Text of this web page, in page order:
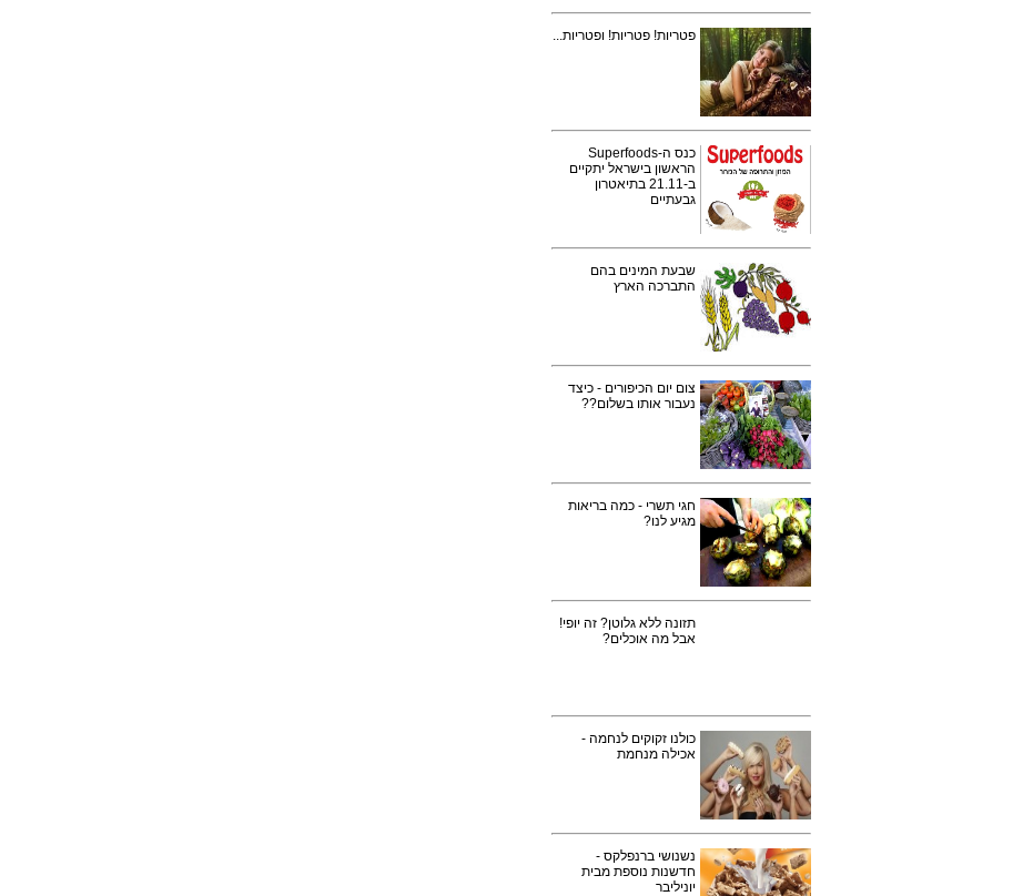
פטריות! פטריות! ופטריות...
כנס ה-Superfoods
הראשון בישראל יתקיים
ב-21.11 בתיאטרון
גבעתיים
שבעת המינים בהם
התברכה הארץ
צום יום הכיפורים - כיצד
נעבור אותו בשלום??
חגי תשרי - כמה בריאות
מגיע לנו?
תזונה ללא גלוטן? זה יופי!
אבל מה אוכלים?
כולנו זקוקים לנחמה -
אכילה מנחמת
נשנושי ברנפלקס -
חדשנות נוספת מבית
יוניליבר